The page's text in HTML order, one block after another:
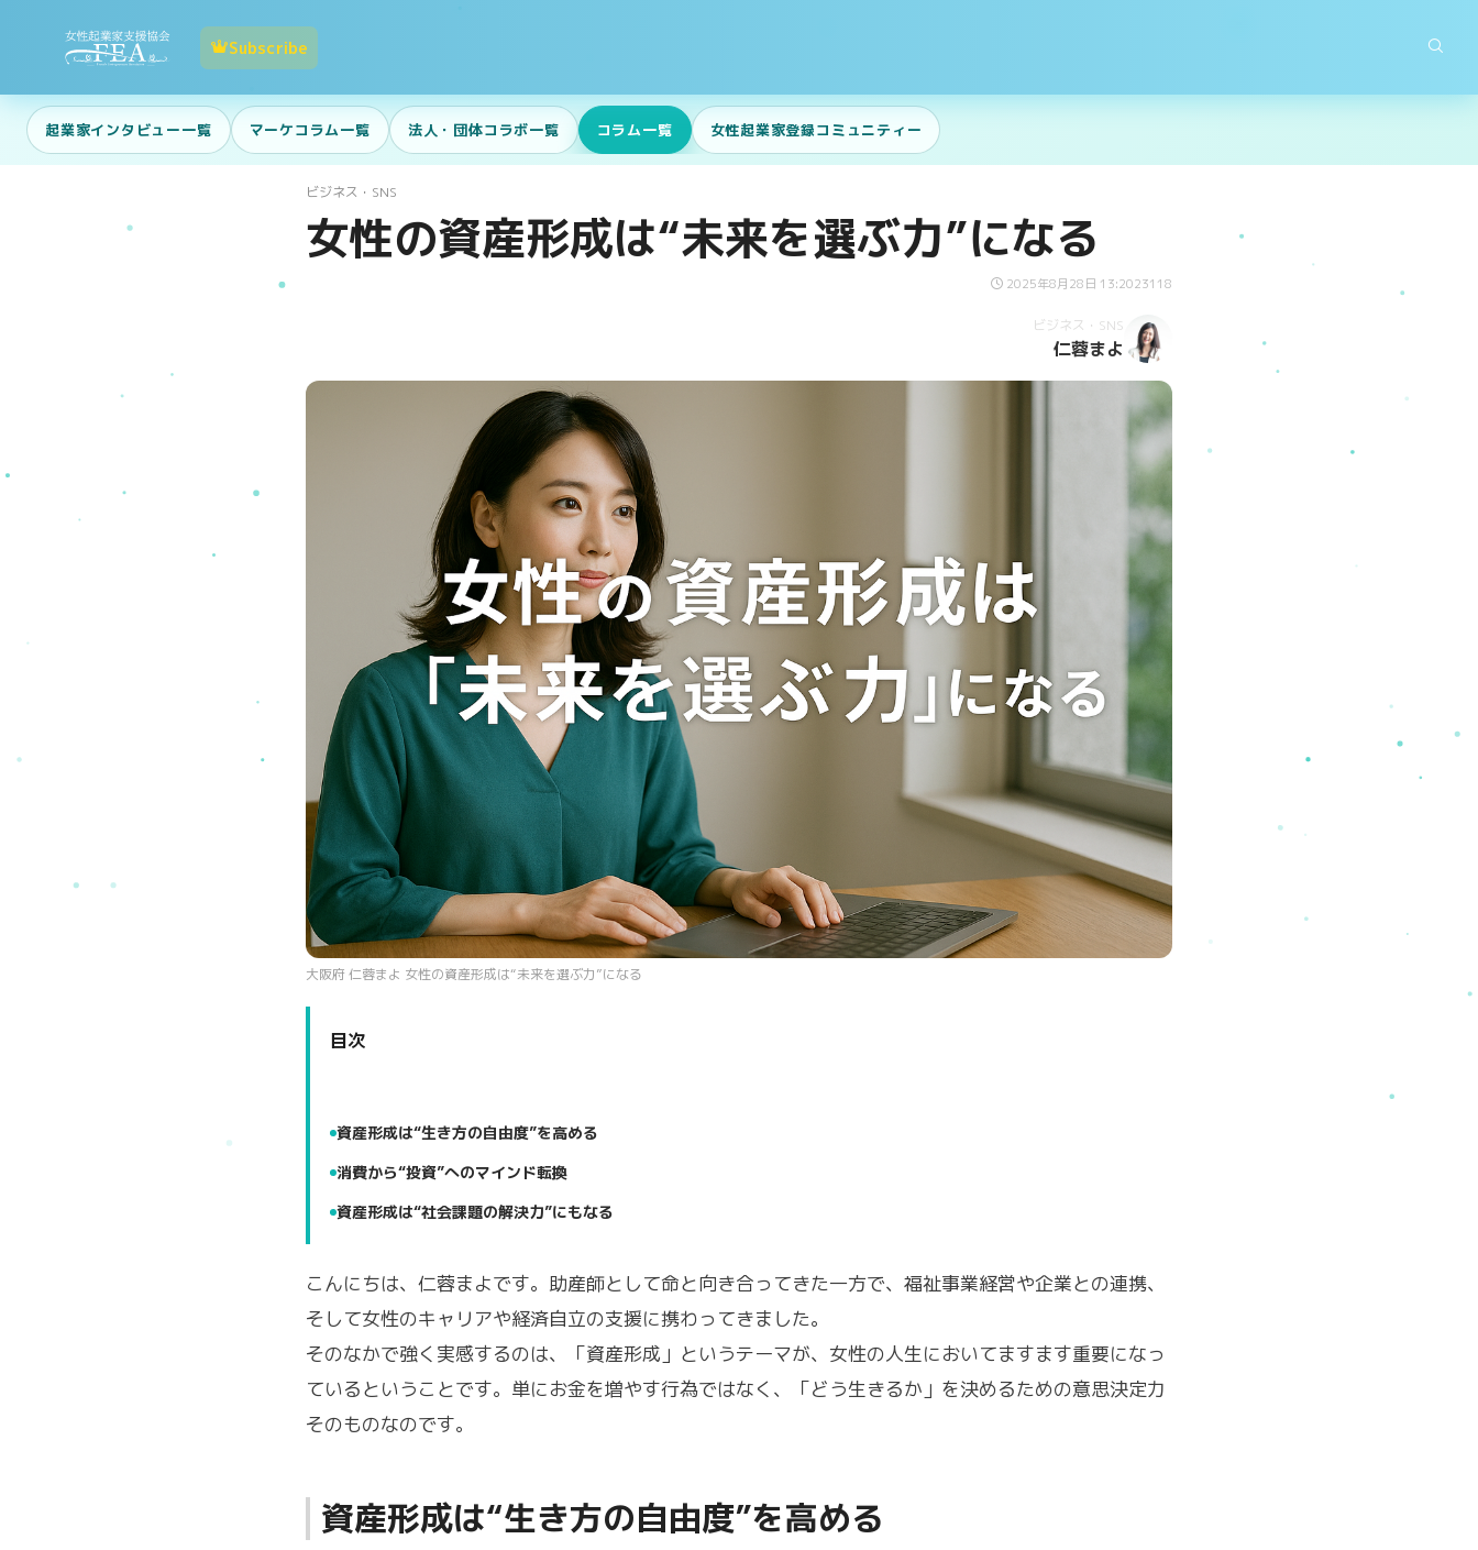
Subscribe
起業家インタビュー一覧 マーケコラム一覧 法人・団体コラボ一覧 コラム一覧 女性起業家登録コミュニティー
ビジネス・SNS
女性の資産形成は“未来を選ぶ力”になる
2025年8月28日 13:2023118
ビジネス・SNS
仁蓉まよ
大阪府 仁蓉まよ 女性の資産形成は“未来を選ぶ力”になる
目次
資産形成は“生き方の自由度”を高める
消費から“投資”へのマインド転換
資産形成は“社会課題の解決力”にもなる
こんにちは、仁蓉まよです。助産師として命と向き合ってきた一方で、福祉事業経営や企業との連携、
そして女性のキャリアや経済自立の支援に携わってきました。
そのなかで強く実感するのは、「資産形成」というテーマが、女性の人生においてますます重要になっ
ているということです。単にお金を増やす行為ではなく、「どう生きるか」を決めるための意思決定力
そのものなのです。
資産形成は“生き方の自由度”を高める